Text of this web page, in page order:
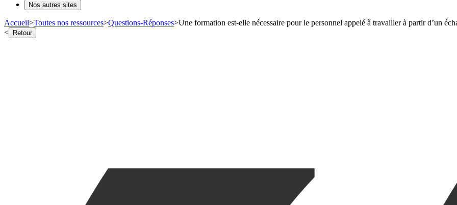
Nos autres sites
Accueil>Toutes nos ressources>Questions-Réponses>Une formation est-elle nécessaire pour le personnel appelé à travailler à partir d’un
< Retour